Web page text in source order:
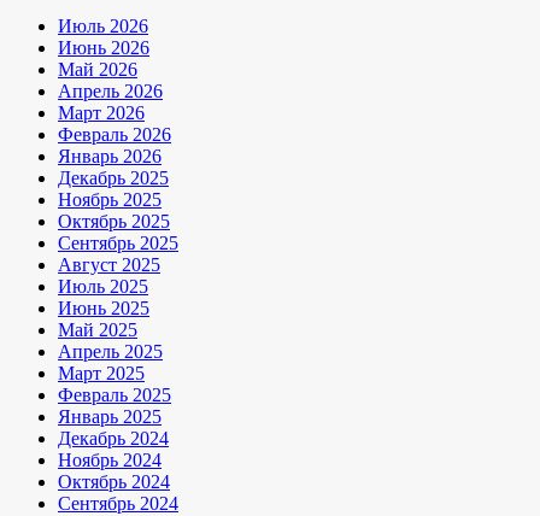
Июль 2026
Июнь 2026
Май 2026
Апрель 2026
Март 2026
Февраль 2026
Январь 2026
Декабрь 2025
Ноябрь 2025
Октябрь 2025
Сентябрь 2025
Август 2025
Июль 2025
Июнь 2025
Май 2025
Апрель 2025
Март 2025
Февраль 2025
Январь 2025
Декабрь 2024
Ноябрь 2024
Октябрь 2024
Сентябрь 2024